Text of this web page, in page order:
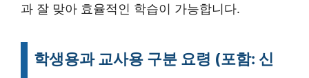
과 잘 맞아 효율적인 학습이 가능합니다.
학생용과 교사용 구분 요령 (포함: 신